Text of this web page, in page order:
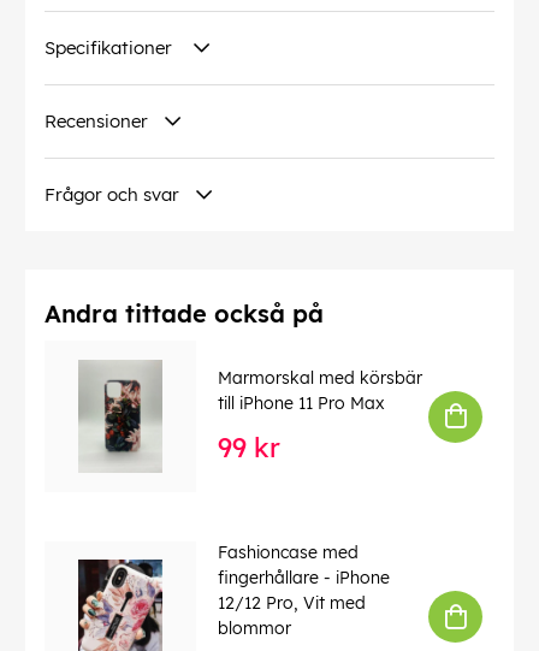
Specifikationer
Recensioner
Frågor och svar
Andra tittade också på
Marmorskal med körsbär
till iPhone 11 Pro Max
99 kr
Fashioncase med
fingerhållare - iPhone
12/12 Pro, Vit med
blommor